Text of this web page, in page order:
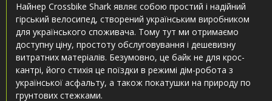
Найнер Crossbike Shark являє собою простий і надійний
гірський велосипед, створений українським виробником
для українського споживача. Тому тут ми отримаємо
доступну ціну, простоту обслуговування і дешевизну
витратних матеріалів. Безумовно, це байк не для крос-
кантрі, його стихія це поїздки в режимі дім-робота з
української асфальту, а також покатушки на природу по
грунтових стежками.